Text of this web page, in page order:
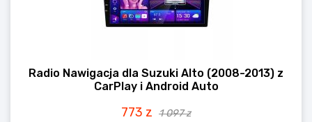
Radio Nawigacja dla Suzuki Alto (2008-2013) z
CarPlay i Android Auto
773 z 1 097 z